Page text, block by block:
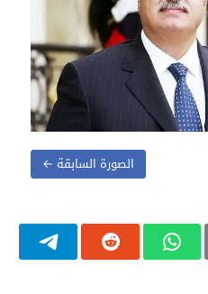
الصورة السابقة ←